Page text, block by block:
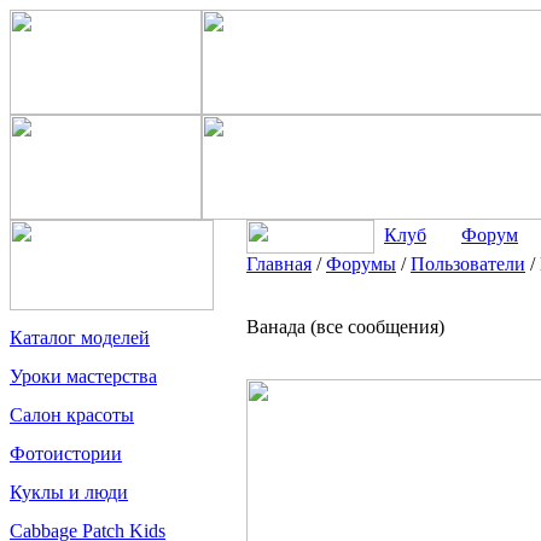
Каталог моделей
Уроки мастерства
Салон красоты
Фотоистории
Куклы и люди
Cabbage Patch Kids
Клуб
Форум
Главная /Форумы /Пользователи /
Ванада (все сообщения)